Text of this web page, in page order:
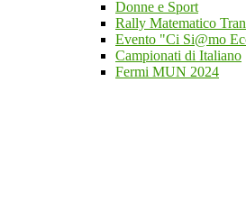
Donne e Sport
Rally Matematico
Evento "Ci Si@mo
Campionati di Italiano
Fermi MUN 2024